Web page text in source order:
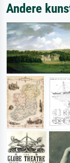
Andere